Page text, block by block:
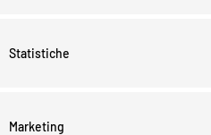
Statistiche
Marketing